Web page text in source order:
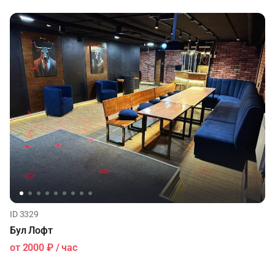
ID 3329
Бул Лофт
от 2000 ₽/ час